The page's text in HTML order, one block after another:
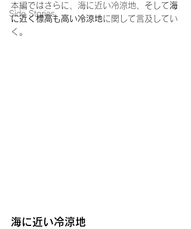
Side Stories
本編ではさらに、海に近い冷涼地、そして海
に近く標高も高い冷涼地に関して言及してい
く。
海に近い冷涼地